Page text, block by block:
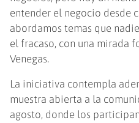
entender el negocio desde
abordamos temas que
el fracaso, con una mirada
Venegas.
La iniciativa contempla
muestra abierta a la
agosto, donde los